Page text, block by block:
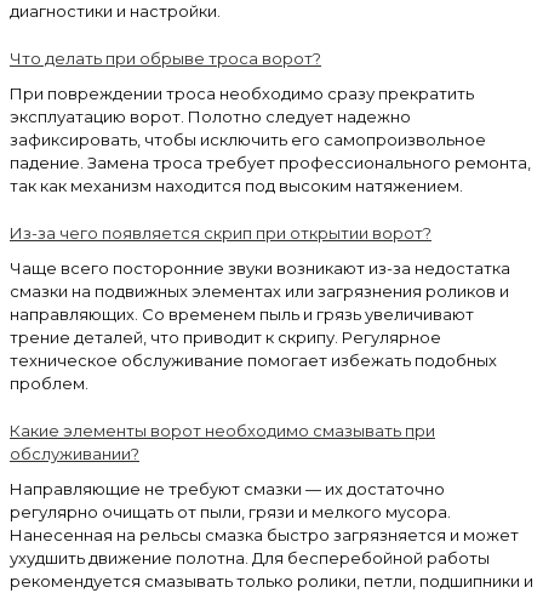
диагностики и настройки.
Что делать при обрыве троса ворот?
При повреждении троса необходимо сразу прекратить
эксплуатацию ворот. Полотно следует надежно
зафиксировать, чтобы исключить его самопроизвольное
падение. Замена троса требует профессионального ремонта,
так как механизм находится под высоким натяжением.
Из-за чего появляется скрип при открытии ворот?
Чаще всего посторонние звуки возникают из-за недостатка
смазки на подвижных элементах или загрязнения роликов и
направляющих. Со временем пыль и грязь увеличивают
трение деталей, что приводит к скрипу. Регулярное
техническое обслуживание помогает избежать подобных
проблем.
Какие элементы ворот необходимо смазывать при
обслуживании?
Направляющие не требуют смазки — их достаточно
регулярно очищать от пыли, грязи и мелкого мусора.
Нанесенная на рельсы смазка быстро загрязняется и может
ухудшить движение полотна. Для бесперебойной работы
рекомендуется смазывать только ролики, петли, подшипники и